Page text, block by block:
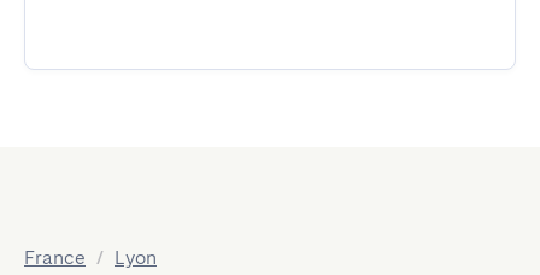
France / Lyon